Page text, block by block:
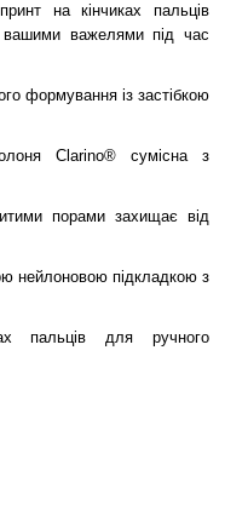
на кінчиках пальців
вашими важелями під час
формування із застібкою
Clarino® сумісна з
порами захищає від
нейлоновою підкладкою з
пальців для ручного